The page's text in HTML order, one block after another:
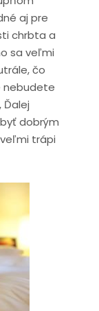
aj pre
chrbta a
sa veľmi
čo
nebudete
dobrým
trápi